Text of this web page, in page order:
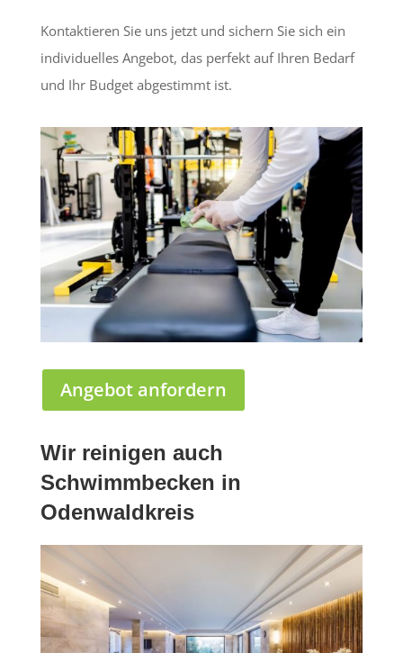
Kontaktieren Sie uns jetzt und sichern Sie sich ein
individuelles Angebot, das perfekt auf Ihren Bedarf
und Ihr Budget abgestimmt ist.
Angebot anfordern
Wir reinigen auch
Schwimmbecken in
Odenwaldkreis